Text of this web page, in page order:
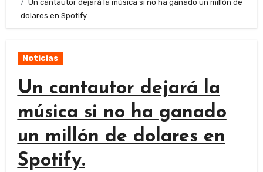
Un cantautor dejará la música si no ha ganado un millón de
dolares en Spotify.
Noticias
Un cantautor dejará la
música si no ha ganado
un millón de dolares en
Spotify.